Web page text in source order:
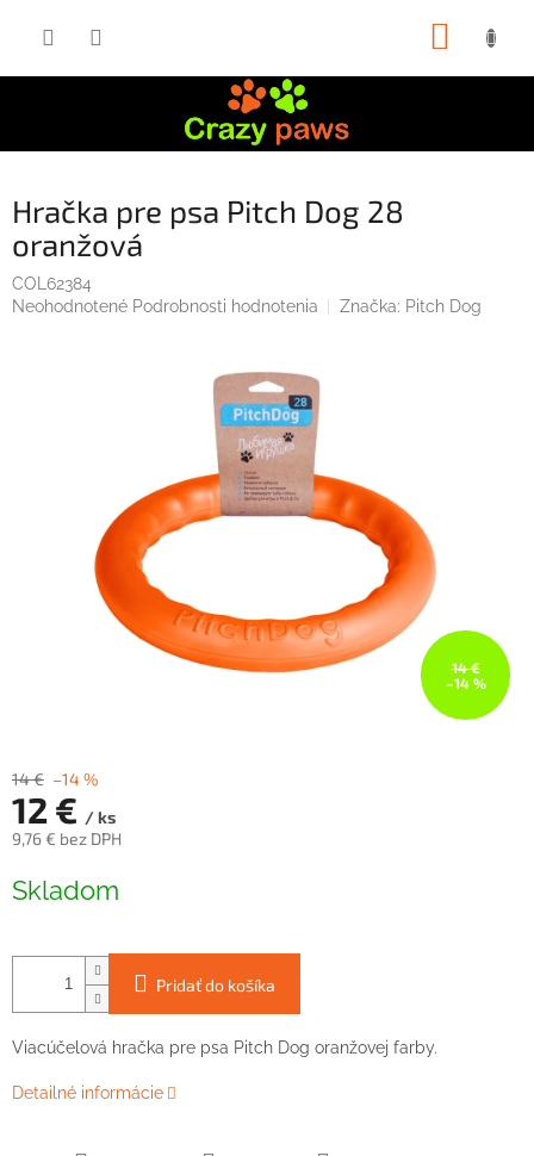
Hračka pre psa Pitch Dog 28
oranžová
COL62384
Priemerné
Neohodnotené Podrobnosti hodnotenia Značka: Pitch Dog
14 €
–14 %
14 € –14 %
12 € / ks
9,76 € bez DPH
cena:
Skladom
Pridať do košíka
Viacúčelová hračka pre psa Pitch Dog oranžovej farby.
Detailné informácie